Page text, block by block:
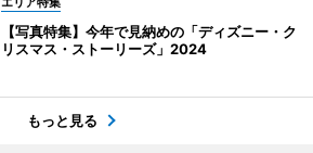
【写真特集】今年で見納めの「ディズニー・ク
リスマス・ストーリーズ」2024
もっと見る